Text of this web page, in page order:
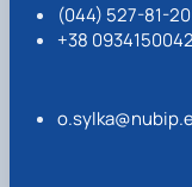
(044) 527-81-20
+38 0934150042